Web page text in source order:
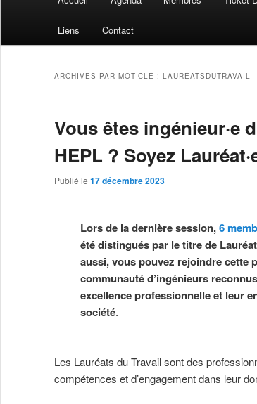
Liens Contact
ARCHIVES PAR MOT-CLÉ : LAURÉATSDUTRAVAIL
Vous êtes ingénieur·e
HEPL ? Soyez
Publié le 17 décembre 2023
Lors de la dernière session,6
été distingués par le titre de
aussi, vous pouvez rejoindre cette
communauté d’ingénieurs
excellence professionnelle et leur
société.
Les Lauréats du Travail sont des
compétences et d’engagement dans leur